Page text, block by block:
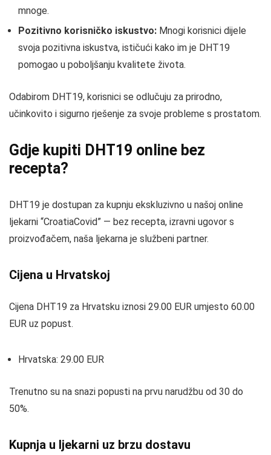
mnoge.
Pozitivno korisničko iskustvo: Mnogi korisnici dijele
svoja pozitivna iskustva, ističući kako im je DHT19
pomogao u poboljšanju kvalitete života.
Odabirom DHT19, korisnici se odlučuju za prirodno,
učinkovito i sigurno rješenje za svoje probleme s prostatom.
Gdje kupiti DHT19 online bez
recepta?
DHT19 je dostupan za kupnju ekskluzivno u našoj online
ljekarni “CroatiaCovid” — bez recepta, izravni ugovor s
proizvođačem, naša ljekarna je službeni partner.
Cijena u Hrvatskoj
Cijena DHT19 za Hrvatsku iznosi 29.00 EUR umjesto 60.00
EUR uz popust.
Hrvatska: 29.00 EUR
Trenutno su na snazi popusti na prvu narudžbu od 30 do
50%.
Kupnja u ljekarni uz brzu dostavu